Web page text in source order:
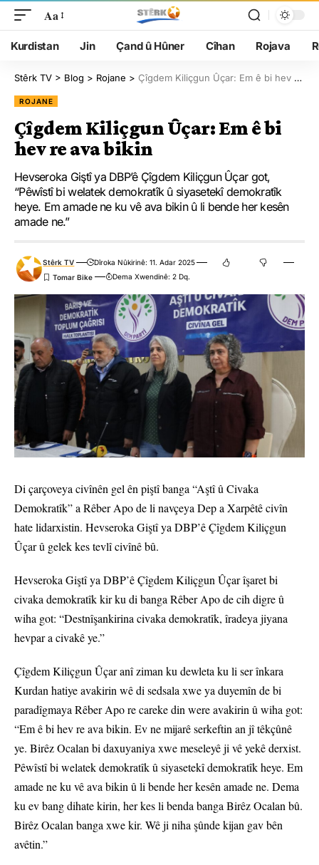
Aa
Kurdistan Jin Çand û Hûner Cîhan Rojava
Stêrk TV > Blog > Rojane > Çîgdem Kiliçgun Ûçar: Em ê bi hev re ava bikin
ROJANE
Çîgdem Kiliçgun Ûçar: Em ê bi
hev re ava bikin
Hevseroka Giştî ya DBP’ê Çîgdem Kiliçgun Ûçar got,
“Pêwîstî bi welatek demokratîk û siyasetekî demokratîk
heye. Em amade ne ku vê ava bikin û li bende her kesên
amade ne.”
Stêrk TV
Dîroka Nûkirinê: 11. Adar 2025
Dema Xwendinê: 2 Dq.
Di çarçoveya civînên gel ên piştî banga “Aştî û Civaka
Demokratîk” a Rêber Apo de li navçeya Dep a Xarpêtê civîn
hate lidarxistin. Hevseroka Giştî ya DBP’ê Çîgdem Kiliçgun
Ûçar û gelek kes tevlî civînê bû.
Hevseroka Giştî ya DBP’ê Çîgdem Kiliçgun Ûçar îşaret bi
civaka demokratîk kir ku di banga Rêber Apo de cih digre û
wiha got: “Destnîşankirina civaka demokratîk, îradeya jiyana
hevpar a civakê ye.”
Çîgdem Kiliçgun Ûçar anî ziman ku dewleta ku li ser înkara
Kurdan hatiye avakirin wê di sedsala xwe ya duyemîn de bi
paradîgmaya Rêber Apo re careke din were avakirin û wiha got:
“Em ê bi hev re ava bikin. Ev ne mijarê serkeftin an jî têkçûnê
ye. Birêz Ocalan bi daxuyaniya xwe meseleyê ji vê yekê derxist.
Pêwîstî bi welatek demokratîk û siyasetekî demokratîk heye. Em
amade ne ku vê ava bikin û li bende her kesên amade ne. Dema
ku ev bang dihate kirin, her kes li benda banga Birêz Ocalan bû.
Birêz Ocalan banga xwe kir. Wê ji niha şûnde kijan gav bên
avêtin.”